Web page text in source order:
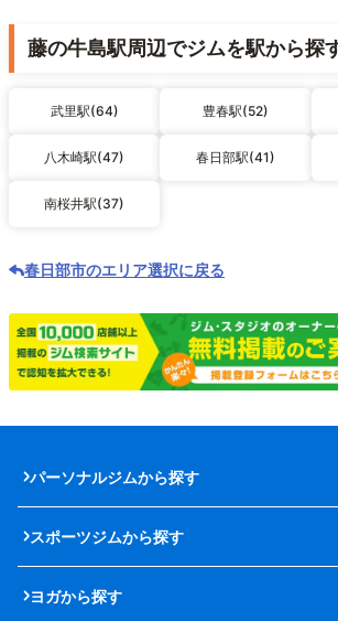
藤の牛島駅周辺でジムを駅から探
武里駅(64) 豊春駅(52)
八木崎駅(47) 春日部駅(41)
南桜井駅(37)
春日部市のエリア選択に戻る
パーソナルジムから探す
スポーツジムから探す
ヨガから探す